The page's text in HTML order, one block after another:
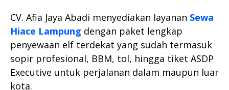
CV. Afia Jaya Abadi menyediakan layanan Sewa
Hiace Lampung dengan paket lengkap
penyewaan elf terdekat yang sudah termasuk
sopir profesional, BBM, tol, hingga tiket ASDP
Executive untuk perjalanan dalam maupun luar
kota.